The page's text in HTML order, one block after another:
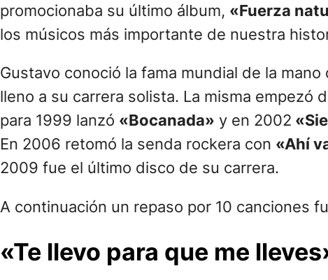
promocionaba su último álbum, «Fuerza
los músicos más importante de nuestra
Gustavo conoció la fama mundial de la
lleno a su carrera solista. La misma empezó
para 1999 lanzó «Bocanada» y en 2002
En 2006 retomó la senda rockera con «Ahí
2009 fue el último disco de su carrera.
A continuación un repaso por 10 canciones
«Te llevo para que me